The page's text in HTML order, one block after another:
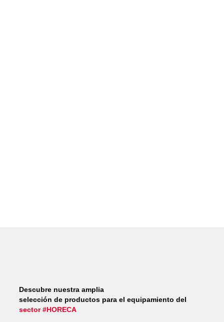
Descubre nuestra amplia
selección de productos para el equipamiento del
sector #HORECA